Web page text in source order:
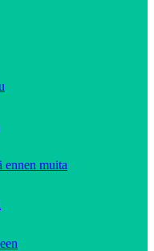
ennen muita